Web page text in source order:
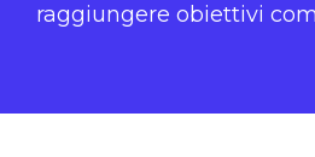
raggiungere obiettivi